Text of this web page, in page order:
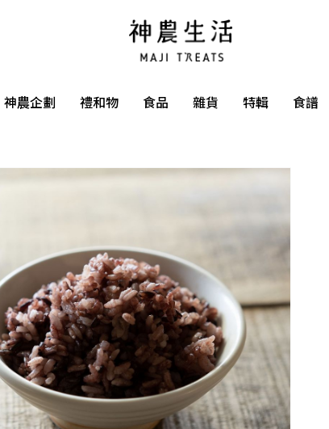
神農企劃 禮和物 食品 雜貨 特輯 食譜